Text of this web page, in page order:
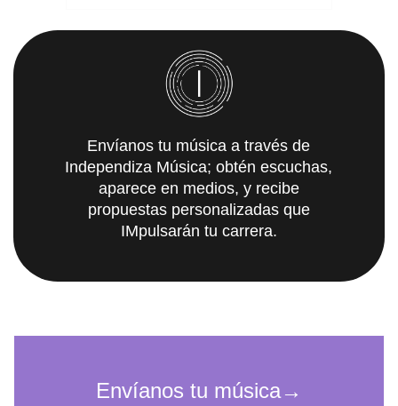
Envíanos tu música a través de
Independiza Música; obtén escuchas,
aparece en medios, y recibe
propuestas personalizadas que
IMpulsarán tu carrera.